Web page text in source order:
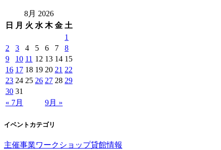
8月 2026
日
月 火 水 木 金 土
1
2
3 4 5 6 7
8
9
10 11 12 13 14 15
16 17 18 19 20 21 22
23 24 25 26 27 28 29
30 31
« 7月
9月 »
イベントカテゴリ
主催事業ワークショップ貸館情報